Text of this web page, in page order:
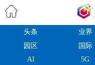
头条 业界
园区
国际
AI
5G